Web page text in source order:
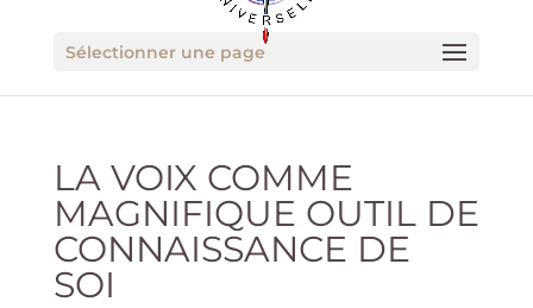
Sélectionner une page
LA VOIX COMME
MAGNIFIQUE OUTIL DE
CONNAISSANCE DE
SOI